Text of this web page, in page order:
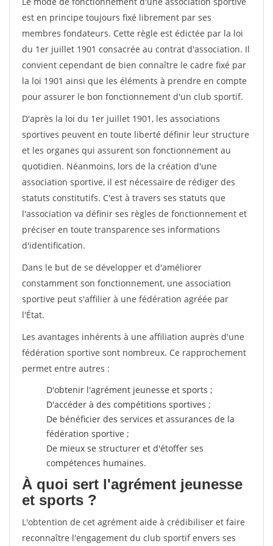
est en principe toujours fixé librement par ses
membres fondateurs. Cette règle est édictée par la loi
du 1er juillet 1901 consacrée au contrat d'association. Il
convient cependant de bien connaître le cadre fixé par
la loi 1901 ainsi que les éléments à prendre en compte
pour assurer le bon fonctionnement d'un club sportif.
D'après la loi du 1er juillet 1901, les associations
sportives peuvent en toute liberté définir leur structure
et les organes qui assurent son fonctionnement au
quotidien. Néanmoins, lors de la création d'une
association sportive, il est nécessaire de rédiger des
statuts constitutifs. C'est à travers ses statuts que
l'association va définir ses règles de fonctionnement et
préciser en toute transparence ses informations
d'identification.
Dans le but de se développer et d'améliorer
constamment son fonctionnement, une association
sportive peut s'affilier à une fédération agréée par
l'État.
Les avantages inhérents à une affiliation auprès d'une
fédération sportive sont nombreux. Ce rapprochement
permet entre autres :
D'obtenir l'agrément jeunesse et sports ;
D'accéder à des compétitions sportives ;
De bénéficier des services et assurances de la
fédération sportive ;
De mieux se structurer et d'étoffer ses
compétences humaines.
À quoi sert l'agrément jeunesse
et sports ?
L'obtention de cet agrément aide à crédibiliser et faire
reconnaître l'engagement du club sportif envers ses